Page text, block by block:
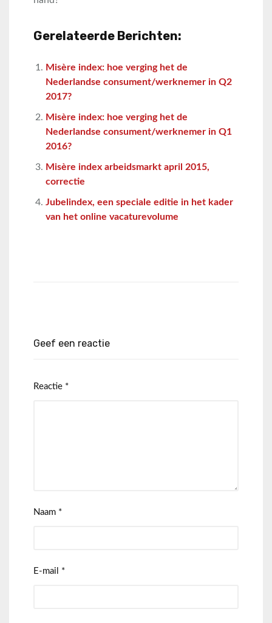
Gerelateerde Berichten:
Misère index: hoe verging het de
Nederlandse consument/werknemer in Q2
2017?
Misère index: hoe verging het de
Nederlandse consument/werknemer in Q1
2016?
Misère index arbeidsmarkt april 2015,
correctie
Jubelindex, een speciale editie in het kader
van het online vacaturevolume
Geef een reactie
Reactie *
Naam *
E-mail *